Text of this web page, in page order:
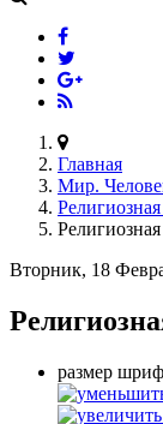
Главная
Мир.
Вторник, 18
размер